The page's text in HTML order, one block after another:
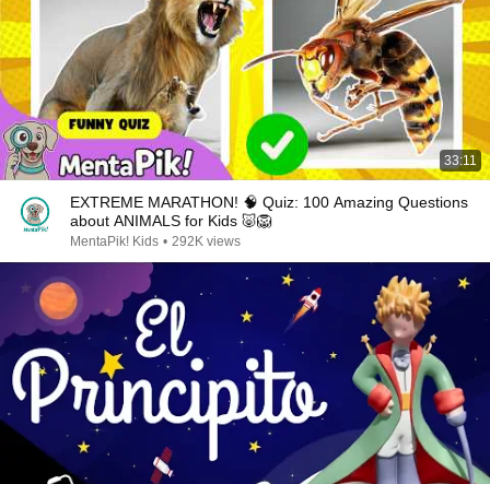
33:11
EXTREME MARATHON! 🧠 Quiz: 100 Amazing Questions
about ANIMALS for Kids 🐷🦁
MentaPik! Kids • 292K views